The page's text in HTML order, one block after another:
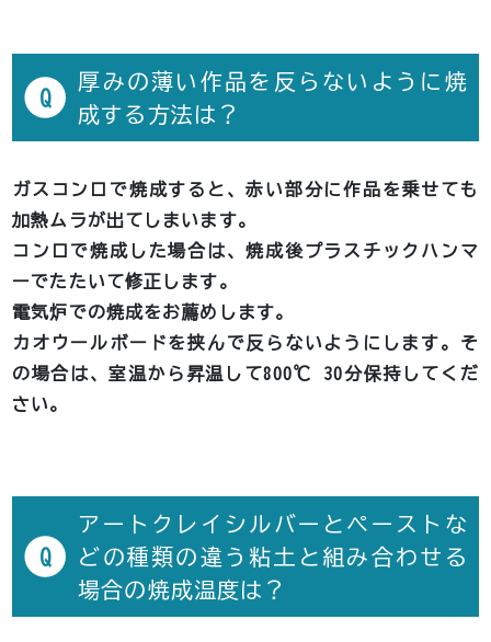
Q
厚みの薄い作品を反らないように焼
成する方法は？
ガスコンロで焼成すると、赤い部分に作品を乗せても
加熱ムラが出てしまいます。
コンロで焼成した場合は、焼成後プラスチックハンマ
ーでたたいて修正します。
電気炉での焼成をお薦めします。
カオウールボードを挟んで反らないようにします。そ
の場合は、室温から昇温して800℃ 30分保持してくだ
さい。
Q
アートクレイシルバーとペーストな
どの種類の違う粘土と組み合わせる
場合の焼成温度は？